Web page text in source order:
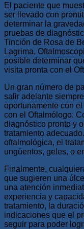
El paciente que
ser llevado con
determinar la
pruebas de
Tinción de Rosa de
Lagrima,
posible determinar
visita pronta con el
Un gran número de
salir adelante
oportunamente con
con el Oftalmólogo.
diagnóstico pronto y
tratamiento
oftalmológica, el
ungüentos, geles, o
Finalmente,
que sugieren una
una atención
experiencia y
tratamiento, la
indicaciones que el
seguir para poder